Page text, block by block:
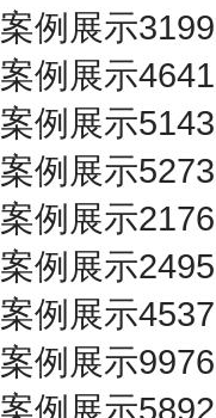
案例展示3199
案例展示4641
案例展示5143
案例展示5273
案例展示2176
案例展示2495
案例展示4537
案例展示9976
案例展示5892